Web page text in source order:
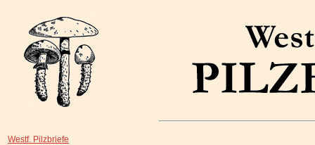
Westf. Pilzbriefe